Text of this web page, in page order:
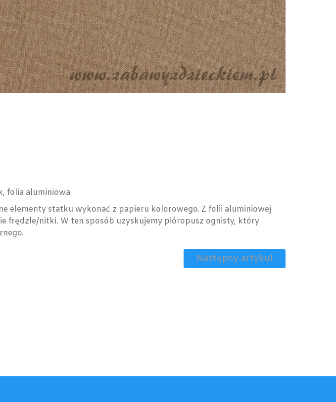
folia aluminiowa
elementy statku wykonać z papieru kolorowego. Z folii aluminiowej
frędzle/nitki. W ten sposób uzyskujemy pióropusz ognisty, który
Następny artykuł